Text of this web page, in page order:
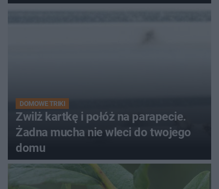
kobiety
DOMOWE TRIKI
Zwilż kartkę i połóż na parapecie.
Żadna mucha nie wleci do twojego
domu